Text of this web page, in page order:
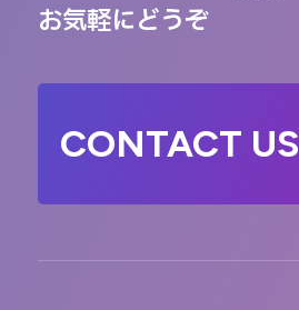
お気軽にどうぞ
CONTACT US